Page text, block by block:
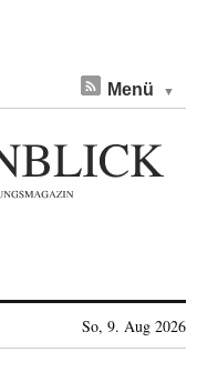
Menü
So, 9. Aug 2026